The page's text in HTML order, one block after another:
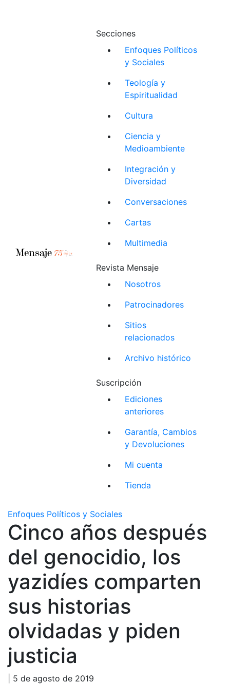
Secciones
Enfoques Políticos
y Sociales
Teología y
Espiritualidad
Cultura
Ciencia y
Medioambiente
Integración y
Diversidad
Conversaciones
Cartas
Multimedia
Revista Mensaje
Nosotros
Patrocinadores
Sitios
relacionados
Archivo histórico
Suscripción
Ediciones
anteriores
Garantía, Cambios
y Devoluciones
Mi cuenta
Tienda
Enfoques Políticos y Sociales
Cinco años después
del genocidio, los
yazidíes comparten
sus historias
olvidadas y piden
justicia
| 5 de agosto de 2019